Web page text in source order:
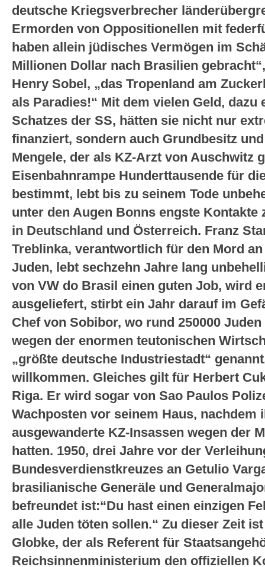
deutsche Kriegsverbrecher
Ermorden von Oppositionellen mit
haben allein jüdisches Vermögen im
Millionen Dollar nach Brasilien
Henry Sobel, „das Tropenland am
als Paradies!“ Mit dem vielen Geld, dazu
Schatzes der SS, hätten sie nicht nur
finanziert, sondern auch Grundbesitz
Mengele, der als KZ-Arzt von Auschwitz
Eisenbahnrampe Hunderttausende für
bestimmt, lebt bis zu seinem Tode
unter den Augen Bonns engste Kontakte
in Deutschland und Österreich. Franz
Treblinka, verantwortlich für den Mord
Juden, lebt sechzehn Jahre lang
von VW do Brasil einen guten Job, wird
ausgeliefert, stirbt ein Jahr darauf im
Chef von Sobibor, wo rund 250000
wegen der enormen teutonischen
„größte deutsche Industriestadt“
willkommen. Gleiches gilt für Herbert
Riga. Er wird sogar von Sao Paulos
Wachposten vor seinem Haus, nachdem
ausgewanderte KZ-Insassen wegen der
hatten. 1950, drei Jahre vor der
Bundesverdienstkreuzes an Getulio
brasilianische Generäle und
befreundet ist:“Du hast einen einzigen
alle Juden töten sollen.“ Zu dieser Zeit
Globke, der als Referent für
Reichsinnenministerium den offiziellen